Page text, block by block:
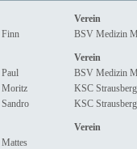
Verein
Finn BSV Medizin
Verein
Paul
BSV Medizin
Moritz
KSC
Sandro KSC
Verein
Mattes